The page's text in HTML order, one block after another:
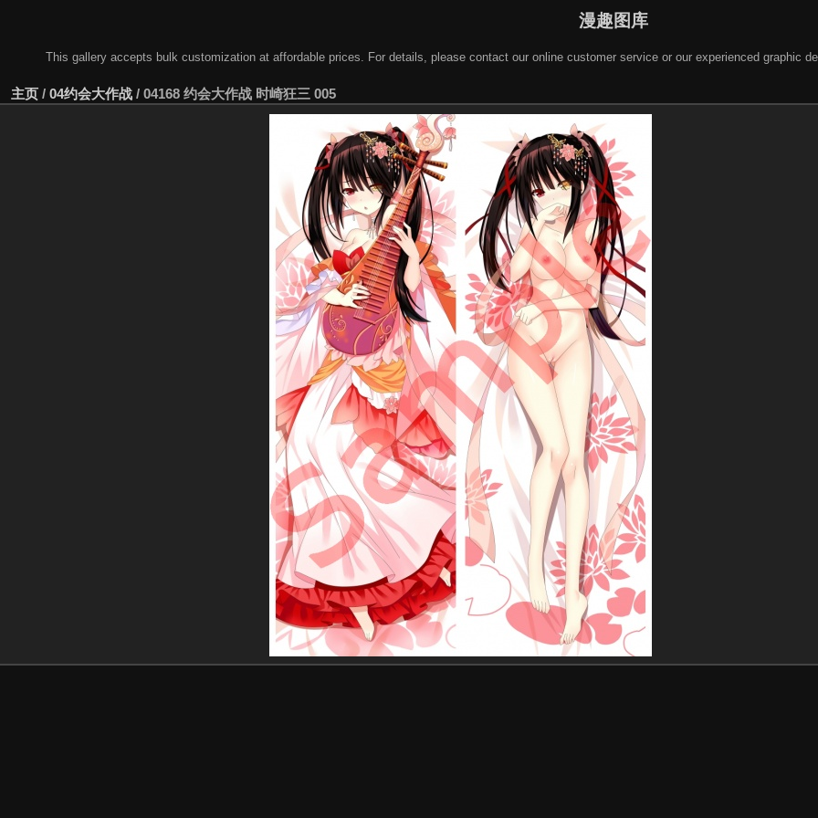
漫趣图库
This gallery accepts bulk customization at affordable prices. For details, please contact our online customer service or our experienced graphic
主页 / 04约会大作战 / 04168 约会大作战 时崎狂三 005